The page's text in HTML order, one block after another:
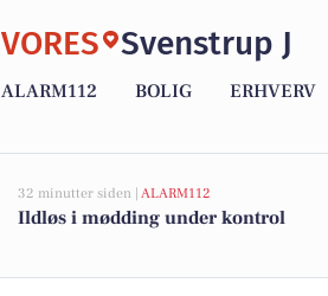
VORES Svenstrup J
ALARM112 BOLIG ERHVERV
32 minutter siden | ALARM112
Ildløs i mødding under kontrol